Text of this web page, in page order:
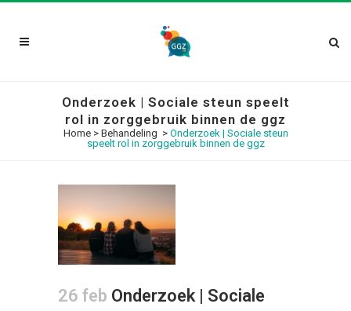
Onderzoek | Sociale steun speelt
rol in zorggebruik binnen de ggz
Home> Behandeling > Onderzoek | Sociale steun
speelt rol in zorggebruik binnen de ggz
26 feb Onderzoek | Sociale